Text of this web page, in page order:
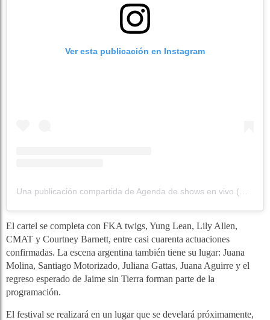
Ver esta publicación en Instagram
El cartel se completa con FKA twigs, Yung Lean, Lily Allen,
CMAT y Courtney Barnett, entre casi cuarenta actuaciones
confirmadas. La escena argentina también tiene su lugar: Juana
Molina, Santiago Motorizado, Juliana Gattas, Juana Aguirre y el
regreso esperado de Jaime sin Tierra forman parte de la
programación.
El festival se realizará en un lugar que se develará próximamente,